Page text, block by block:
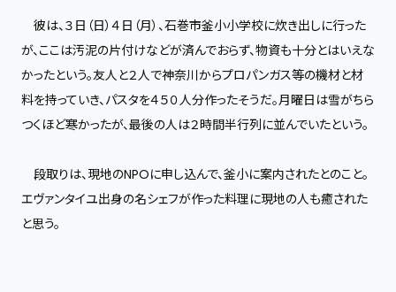
彼は、３日（日）４日（月）、石巻市釜小小学校に炊き出しに行った
が、ここは汚泥の片付けなどが済んでおらず、物資も十分とはいえな
かったという。友人と２人で神奈川からプロパンガス等の機材と材
料を持っていき、パスタを４５０人分作ったそうだ。月曜日は雪がちら
つくほど寒かったが、最後の人は２時間半行列に並んでいたという。
段取りは、現地のNPOに申し込んで、釜小に案内されたとのこと。
エヴァンタイユ出身の名シェフが作った料理に現地の人も癒された
と思う。